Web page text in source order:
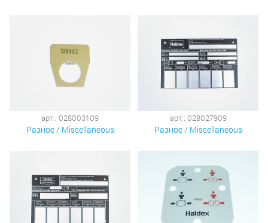
арт.: 028003109
Разное / Miscellaneous
арт.: 028027909
Разное / Miscellaneous